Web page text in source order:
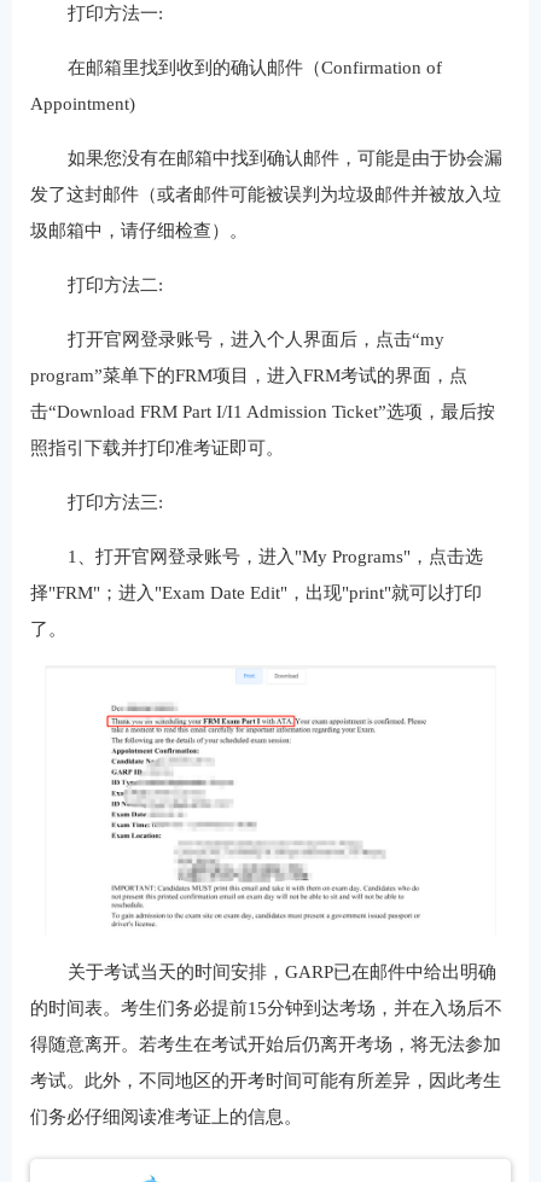
打印方法一:
在邮箱里找到收到的确认邮件（Confirmation of
Appointment)
如果您没有在邮箱中找到确认邮件，可能是由于协会漏
发了这封邮件（或者邮件可能被误判为垃圾邮件并被放入垃
圾邮箱中，请仔细检查）。
打印方法二:
打开官网登录账号，进入个人界面后，点击“my
program”菜单下的FRM项目，进入FRM考试的界面，点
击“Download FRM Part I/I1 Admission Ticket”选项，最后按
照指引下载并打印准考证即可。
打印方法三:
1、打开官网登录账号，进入"My Programs"，点击选
择"FRM"；进入"Exam Date Edit"，出现"print"就可以打印
了。
关于考试当天的时间安排，GARP已在邮件中给出明确
的时间表。考生们务必提前15分钟到达考场，并在入场后不
得随意离开。若考生在考试开始后仍离开考场，将无法参加
考试。此外，不同地区的开考时间可能有所差异，因此考生
们务必仔细阅读准考证上的信息。